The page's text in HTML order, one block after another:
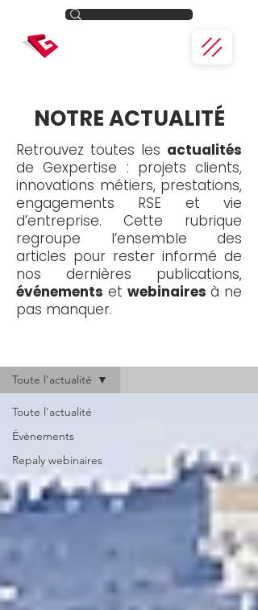
NOTRE ACTUALITÉ
Retrouvez toutes les actualités
de Gexpertise : projets clients,
innovations métiers, prestations,
engagements RSE et vie
d’entreprise. Cette rubrique
regroupe l’ensemble des
articles pour rester informé de
nos dernières publications,
événements et webinaires à ne
pas manquer.
Toute l'actualité
Évènements
Repaly webinaires
Toute l'actualité